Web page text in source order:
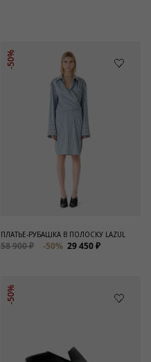
-50%
ПЛАТЬЕ-РУБАШКА В ПОЛОСКУ LAZUL
58 900 ₽ -50% 29 450 ₽
-50%